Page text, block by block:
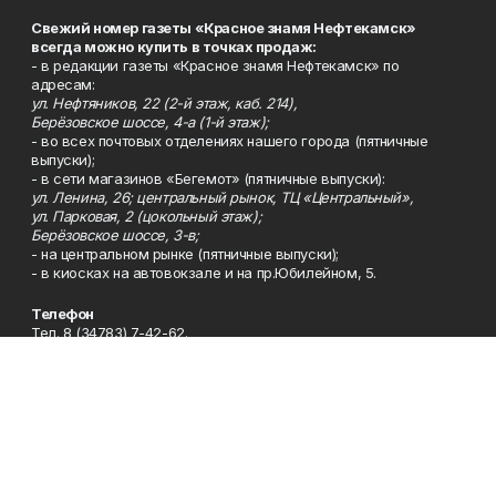
Свежий номер газеты «Красное знамя Нефтекамск»
всегда можно купить в точках продаж:
- в редакции газеты «Красное знамя Нефтекамск» по
адресам:
ул. Нефтяников, 22 (2-й этаж, каб. 214),
Берёзовское шоссе, 4-а (1-й этаж);
- во всех почтовых отделениях нашего города (пятничные
выпуски);
- в сети магазинов «Бегемот» (пятничные выпуски):
ул. Ленина, 26; центральный рынок, ТЦ «Центральный»,
ул. Парковая, 2 (цокольный этаж);
Берёзовское шоссе, 3-в;
- на центральном рынке (пятничные выпуски);
- в киосках на автовокзале и на пр.Юбилейном, 5.
Телефон
Тел. 8 (34783) 7-42-62.